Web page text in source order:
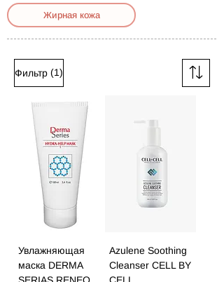
Жирная кожа
Фильтр (1)
Увлажняющая
маска DERMA
Azulene Soothing
Cleanser CELL BY